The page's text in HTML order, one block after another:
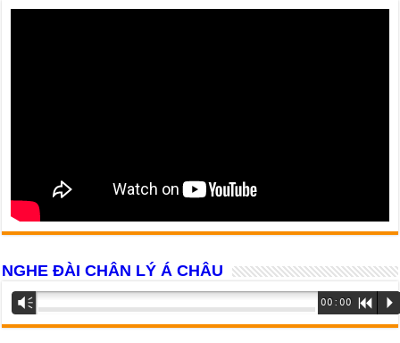
NGHE ĐÀI CHÂN LÝ Á CHÂU
Trình
phát
âm
Vm 00:00 R P